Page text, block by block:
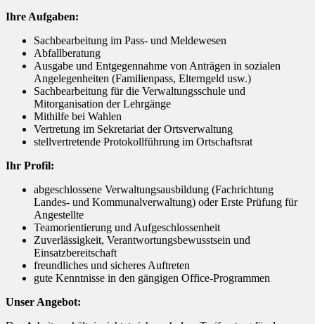
Ihre Aufgaben:
Sachbearbeitung im Pass- und Meldewesen
Abfallberatung
Ausgabe und Entgegennahme von Anträgen in sozialen
Angelegenheiten (Familienpass, Elterngeld usw.)
Sachbearbeitung für die Verwaltungsschule und
Mitorganisation der Lehrgänge
Mithilfe bei Wahlen
Vertretung im Sekretariat der Ortsverwaltung
stellvertretende Protokollführung im Ortschaftsrat
Ihr Profil:
abgeschlossene Verwaltungsausbildung (Fachrichtung
Landes- und Kommunalverwaltung) oder Erste Prüfung für
Angestellte
Teamorientierung und Aufgeschlossenheit
Zuverlässigkeit, Verantwortungsbewusstsein und
Einsatzbereitschaft
freundliches und sicheres Auftreten
gute Kenntnisse in den gängigen Office-Programmen
Unser Angebot: